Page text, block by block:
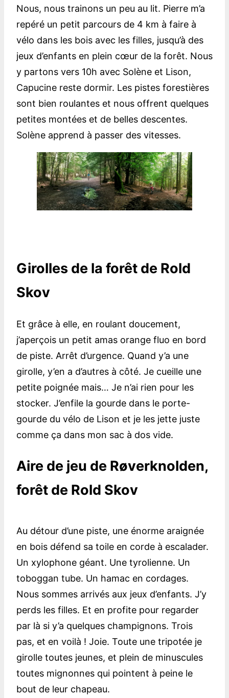
Nous, nous trainons un peu au lit. Pierre m’a
repéré un petit parcours de 4 km à faire à
vélo dans les bois avec les filles, jusqu’à des
jeux d’enfants en plein cœur de la forêt. Nous
y partons vers 10h avec Solène et Lison,
Capucine reste dormir. Les pistes forestières
sont bien roulantes et nous offrent quelques
petites montées et de belles descentes.
Solène apprend à passer des vitesses.
Girolles de la forêt de Rold
Skov
Et grâce à elle, en roulant doucement,
j’aperçois un petit amas orange fluo en bord
de piste. Arrêt d’urgence. Quand y’a une
girolle, y’en a d’autres à côté. Je cueille une
petite poignée mais… Je n’ai rien pour les
stocker. J’enfile la gourde dans le porte-
gourde du vélo de Lison et je les jette juste
comme ça dans mon sac à dos vide.
Aire de jeu de Røverknolden,
forêt de Rold Skov
Au détour d’une piste, une énorme araignée
en bois défend sa toile en corde à escalader.
Un xylophone géant. Une tyrolienne. Un
toboggan tube. Un hamac en cordages.
Nous sommes arrivés aux jeux d’enfants. J’y
perds les filles. Et en profite pour regarder
par là si y’a quelques champignons. Trois
pas, et en voilà ! Joie. Toute une tripotée je
girolle toutes jeunes, et plein de minuscules
toutes mignonnes qui pointent à peine le
bout de leur chapeau.